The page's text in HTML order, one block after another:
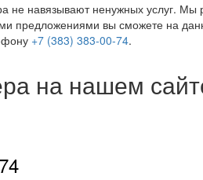
не навязывают ненужных услуг. Мы
предложениями вы сможете на
+7 (383) 383-00-74.
на нашем